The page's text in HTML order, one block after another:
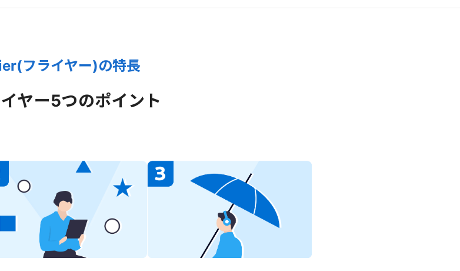
フライヤー)の特長
ヤー5つのポイント